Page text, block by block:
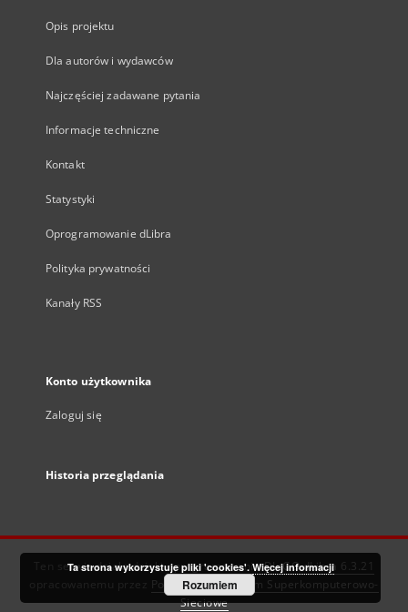
Opis projektu
Dla autorów i wydawców
Najczęściej zadawane pytania
Informacje techniczne
Kontakt
Statystyki
Oprogramowanie dLibra
Polityka prywatności
Kanały RSS
Konto użytkownika
Zaloguj się
Historia przeglądania
Ten serwis działa dzięki oprogramowaniuDInGO dLibra 6.3.21
Poznańskie Centrum Superkomputerowo-
Sieciowe
Ta strona wykorzystuje pliki 'cookies'. Więcej informacji
Rozumiem